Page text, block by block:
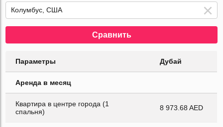
Сравнить
Параметры Дубай
Аренда в месяц
Квартира в центре города (1
спальня)
8 973.68 AED